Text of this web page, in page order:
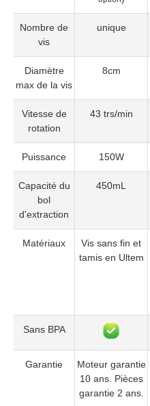
Nombre de
vis
unique
Diamètre
max de la vis
8cm
Vitesse de
rotation
43 trs/min
Puissance 150W
Capacité du
bol
d'extraction
450mL
Matériaux
Vis sans fin et
tamis en Ultem
Sans BPA
Garantie
Moteur garantie
10 ans. Pièces
garantie 2 ans.